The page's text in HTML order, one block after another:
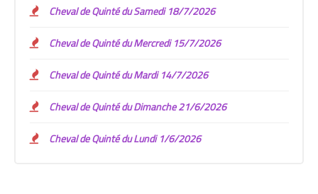
Cheval de Quinté du Samedi 18/7/2026
Cheval de Quinté du Mercredi 15/7/2026
Cheval de Quinté du Mardi 14/7/2026
Cheval de Quinté du Dimanche 21/6/2026
Cheval de Quinté du Lundi 1/6/2026